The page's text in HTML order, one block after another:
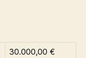
30.000,00 €